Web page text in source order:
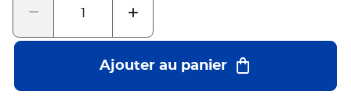
d'extérieur restent beaux, nous vous recommandons de les
massif avec une finition à l'huile naturelleDimensions : 70 x 70 x
75 cm (L x l x H)Pliable
Ajouter au panier